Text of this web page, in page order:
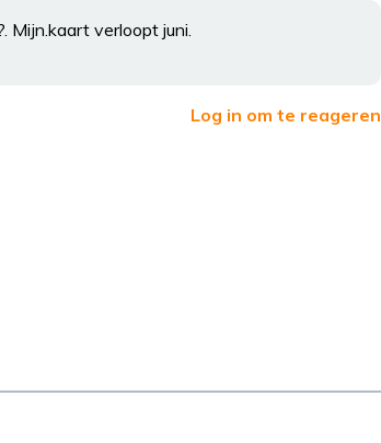
Mijn.kaart verloopt juni.
Log in om te reageren